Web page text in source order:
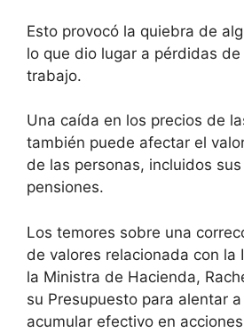
Esto provocó la quiebra de
lo que dio lugar a pérdidas
trabajo.
Una caída en los precios de
también puede afectar el
de las personas, incluidos
pensiones.
Los temores sobre una
de valores relacionada con la
la Ministra de Hacienda,
su Presupuesto para alentar
acumular efectivo en